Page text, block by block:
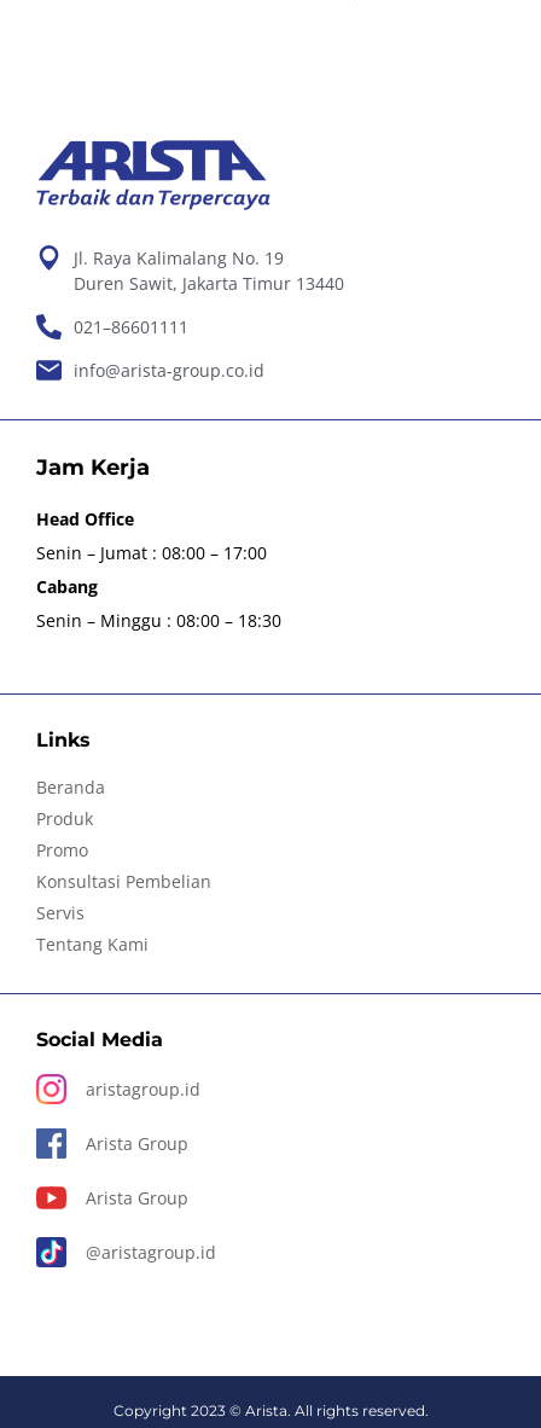
Jl. Raya Kalimalang No. 19
Duren Sawit, Jakarta Timur 13440
021–86601111
info@arista-group.co.id
Jam Kerja
Head Office
Senin – Jumat : 08:00 – 17:00
Cabang
Senin – Minggu : 08:00 – 18:30
Links
Beranda
Produk
Promo
Konsultasi Pembelian
Servis
Tentang Kami
Social Media
aristagroup.id
Arista Group
Arista Group
@aristagroup.id
Copyright 2023 © Arista. All rights reserved.